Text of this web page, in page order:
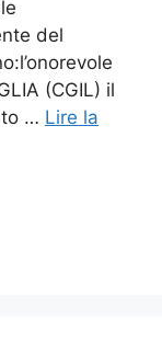
del
(CGIL) il
… Lire la